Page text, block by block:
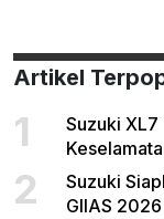
Artikel
1
Suzuki XL7
2
Suzuki
GIIAS 2026